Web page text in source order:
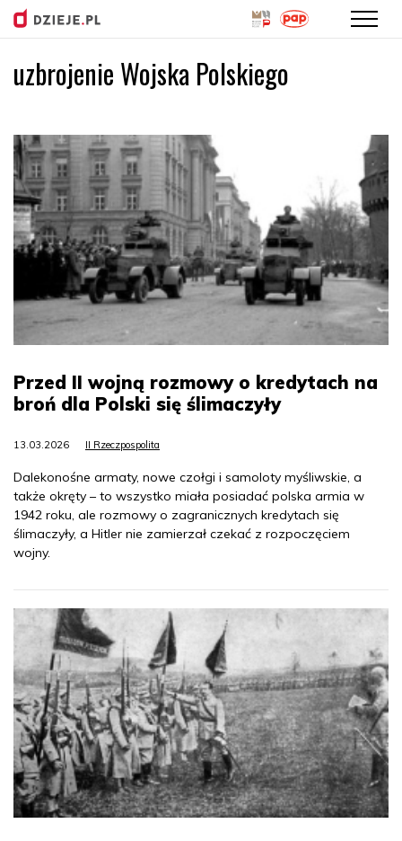
Przejdź
do
uzbrojenie Wojska Polskiego
Przed II wojną rozmowy o kredytach na
broń dla Polski się ślimaczyły
13.03.2026 II Rzeczpospolita
Dalekonośne armaty, nowe czołgi i samoloty myśliwskie, a
także okręty – to wszystko miała posiadać polska armia w
1942 roku, ale rozmowy o zagranicznych kredytach się
ślimaczyły, a Hitler nie zamierzał czekać z rozpoczęciem
wojny.